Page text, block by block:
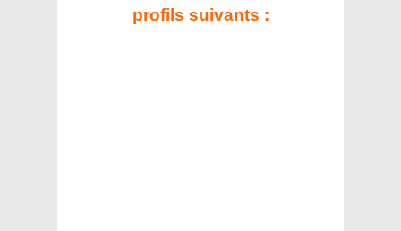
profils suivants :